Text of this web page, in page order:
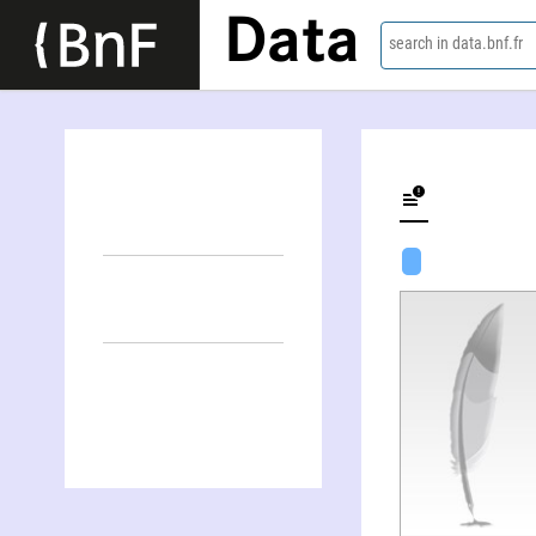
Data search in data.bnf.fr